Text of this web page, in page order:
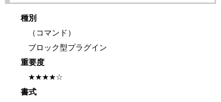
種別
（コマンド）
ブロック型プラグイン
重要度
★★★★☆
書式